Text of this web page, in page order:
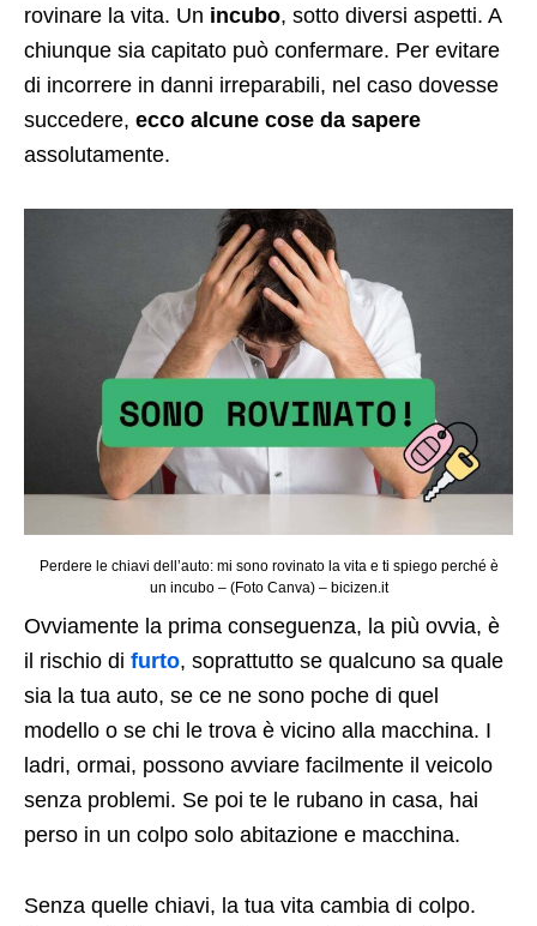
rovinare la vita. Un incubo, sotto diversi aspetti. A
chiunque sia capitato può confermare. Per evitare
di incorrere in danni irreparabili, nel caso dovesse
succedere, ecco alcune cose da sapere
assolutamente.
Perdere le chiavi dell’auto: mi sono rovinato la vita e ti spiego perché è
un incubo – (Foto Canva) – bicizen.it
Ovviamente la prima conseguenza, la più ovvia, è
il rischio di furto, soprattutto se qualcuno sa quale
sia la tua auto, se ce ne sono poche di quel
modello o se chi le trova è vicino alla macchina. I
ladri, ormai, possono avviare facilmente il veicolo
senza problemi. Se poi te le rubano in casa, hai
perso in un colpo solo abitazione e macchina.
Senza quelle chiavi, la tua vita cambia di colpo.